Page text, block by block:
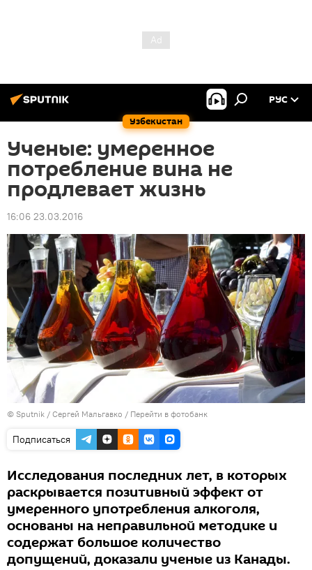
Узбекистан
РУС
Ученые: умеренное
потребление вина не
продлевает жизнь
16:06 23.03.2016
© Sputnik / Сергей Мальгавко / Перейти в фотобанк
Подписаться
Исследования последних лет, в которых
раскрывается позитивный эффект от
умеренного употребления алкоголя,
основаны на неправильной методике и
содержат большое количество
допущений, доказали ученые из Канады.